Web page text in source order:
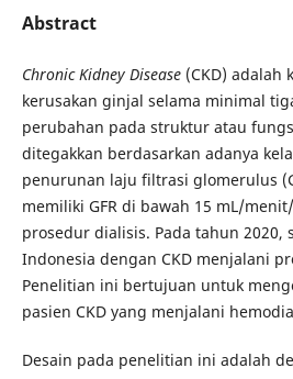
Abstract
Chronic Kidney Disease (CKD) adalah
kerusakan ginjal selama minimal
perubahan pada struktur atau
ditegakkan berdasarkan adanya
penurunan laju filtrasi glomerulus
memiliki GFR di bawah 15 mL/
prosedur dialisis. Pada tahun 2020,
Indonesia dengan CKD menjalani
Penelitian ini bertujuan untuk
pasien CKD yang menjalani
Desain pada penelitian ini adalah